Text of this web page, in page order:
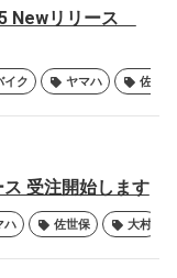
Newリリース
イク ヤマハ 佐世保
受注開始します
ハ 佐世保 大村